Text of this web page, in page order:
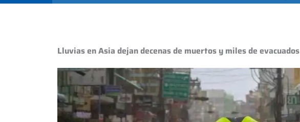
Lluvias en Asia dejan decenas de muertos y miles de evacuados